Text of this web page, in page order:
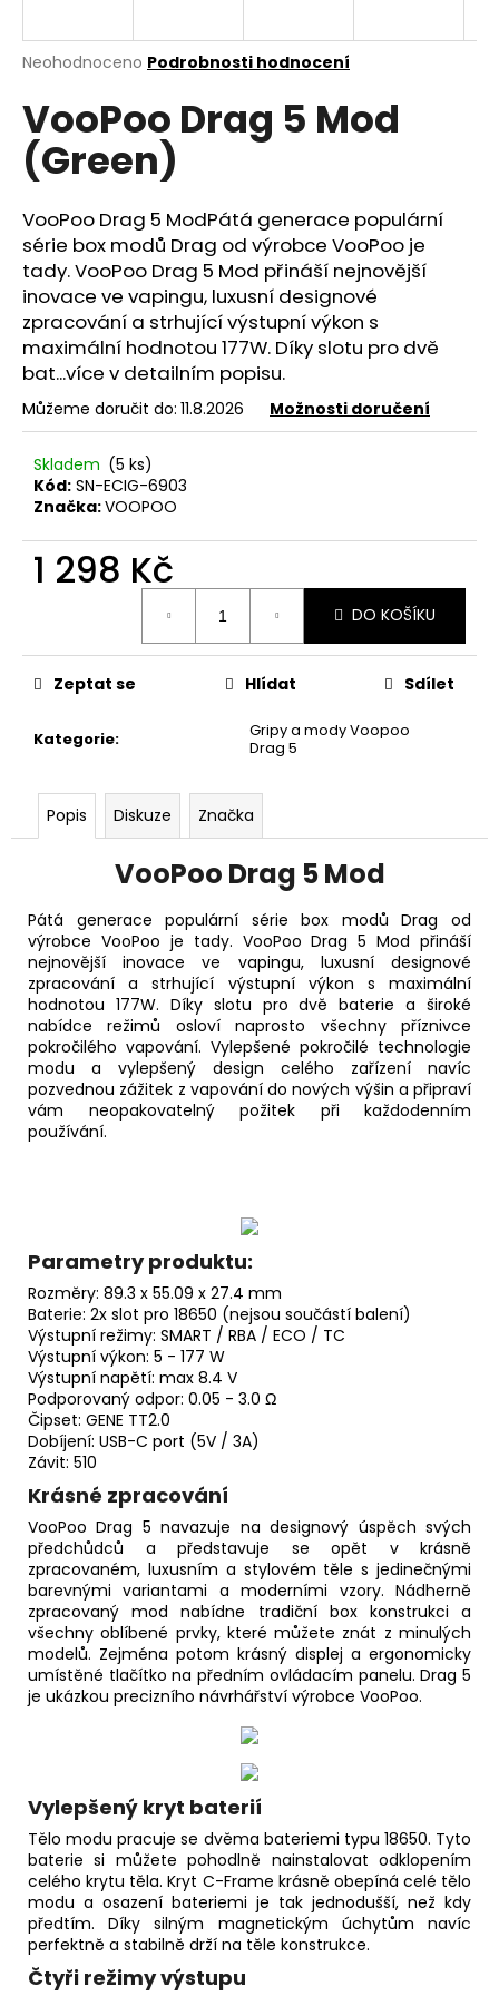
Průměrné
produktu
je
0,0
z
hvězdiček.
Neohodnoceno Podrobnosti hodnocení
VooPoo Drag 5 Mod
(Green)
VooPoo Drag 5 ModPátá generace populární
série box modů Drag od výrobce VooPoo je
tady. VooPoo Drag 5 Mod přináší nejnovější
inovace ve vapingu, luxusní designové
zpracování a strhující výstupní výkon s
maximální hodnotou 177W. Díky slotu pro dvě
bat...více v detailním popisu.
Můžeme doručit do: 11.8.2026 Možnosti doručení
Skladem (5 ks)
Kód: SN-ECIG-6903
Značka:VOOPOO
1 298 Kč
DO KOŠÍKU
Kategorie:
Gripy a mody Voopoo
Drag 5
Zeptat se Hlídat Sdílet
Popis Diskuze Značka
VooPoo Drag 5 Mod
Pátá generace populární série box modů Drag od
výrobce VooPoo je tady. VooPoo Drag 5 Mod přináší
nejnovější inovace ve vapingu, luxusní designové
zpracování a strhující výstupní výkon s maximální
hodnotou 177W. Díky slotu pro dvěbaterie a široké
nabídce režimů osloví naprosto všechny příznivce
pokročilého vapování. Vylepšené pokročilé technologie
modu a vylepšený design celého zařízení navíc
pozvednou zážitek z vapování do nových výšin a připraví
vám neopakovatelný požitek při každodenním
používání.
Parametry produktu:
Rozměry: 89.3 x 55.09 x 27.4 mm
Baterie: 2x slot pro 18650 (nejsou součástí balení)
Výstupní režimy: SMART / RBA / ECO / TC
Výstupní výkon: 5 - 177 W
Výstupní napětí: max 8.4 V
Podporovaný odpor: 0.05 - 3.0 Ω
Čipset: GENE TT2.0
Dobíjení: USB-C port (5V / 3A)
Závit: 510
Krásné zpracování
VooPoo Drag 5 navazuje na designový úspěch svých
předchůdců a představuje se opět v krásně
zpracovaném, luxusním a stylovém těle s jedinečnými
barevnými variantami a moderními vzory. Nádherně
zpracovaný mod nabídne tradiční box konstrukci a
všechny oblíbené prvky, které můžete znát z minulých
modelů. Zejména potom krásný displej a ergonomicky
umístěné tlačítko na předním ovládacím panelu. Drag 5
je ukázkou precizního návrhářství výrobce VooPoo.
Vylepšený kryt baterií
Tělo modu pracuje se dvěma bateriemi typu 18650. Tyto
baterie si můžete pohodlně nainstalovat odklopením
celého krytu těla. Kryt C-Frame krásně obepíná celé tělo
modu a osazení bateriemi je tak jednodušší, než kdy
předtím. Díky silným magnetickým úchytům navíc
perfektně a stabilně drží na těle konstrukce.
Čtyři režimy výstupu
j
t
?
HLEDAT
D
o
p
o
u
č
j
LOST
TP1000
20MG
ŽVÝKAČKA,
97
Kč
Původně:
169
Kč